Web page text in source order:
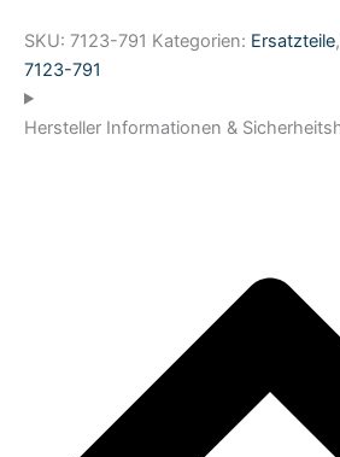
SKU: 7123-791 Kategorien: Ersatzteile,
7123-791
Hersteller Informationen &